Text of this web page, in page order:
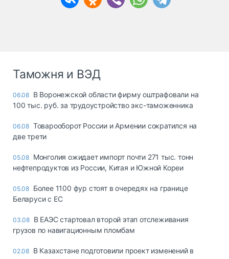
Таможня и ВЭД
06.08 В Воронежской области фирму оштрафовали на
100 тыс. руб. за трудоустройство экс-таможенника
06.08 Товарооборот России и Армении сократился на
две трети
05.08 Монголия ожидает импорт почти 271 тыс. тонн
нефтепродуктов из России, Китая и Южной Кореи
05.08 Более 1100 фур стоят в очередях на границе
Беларуси с ЕС
03.08 В ЕАЭС стартовал второй этап отслеживания
грузов по навигационным пломбам
02.08 В Казахстане подготовили проект изменений в